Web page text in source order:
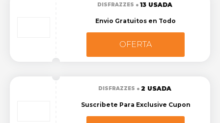
DISFRAZZES 13 USADA
Envio Gratuitos en Todo
OFERTA
DISFRAZZES 2 USADA
Suscribete Para Exclusive Cupon